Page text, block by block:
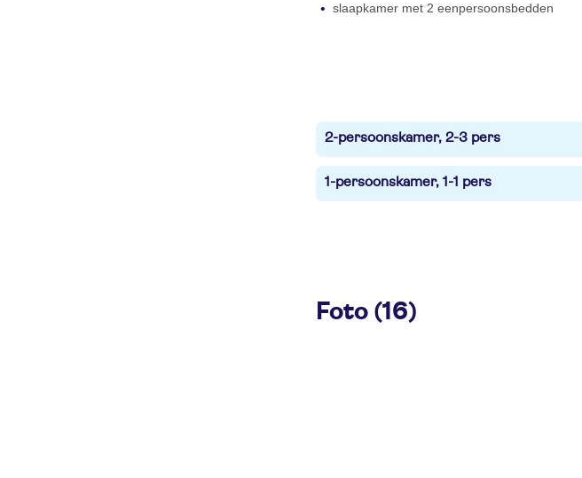
slaapkamer met 2 eenpersoonsbedden
2-persoonskamer, 2-3 pers
1-persoonskamer, 1-1 pers
Foto (16)